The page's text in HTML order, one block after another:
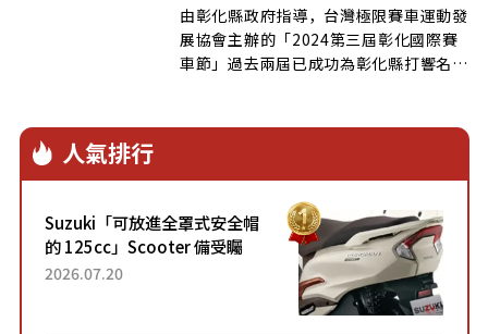
由彰化縣政府指導，台灣極限賽車運動發
展協會主辦的「2024第三屆彰化國際賽
車節」過去兩屆已成功為彰化縣打響名聲
人氣排行
Suzuki「可放進全罩式安全帽
的 125cc」Scooter 備受矚
目！採用全新流線設計與各項
2026.07.20